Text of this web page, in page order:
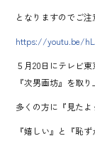
となりますのでご注
https://youtu.be/
５月20日にテレビ
『次男画坊』を取
多くの方に『見た
『嬉しい』と『恥